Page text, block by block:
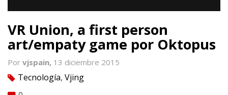
VR Union, a first person
art/empaty game por Oktopus
Por vjspain, 13 diciembre 2015
tag Tecnología, Vjing